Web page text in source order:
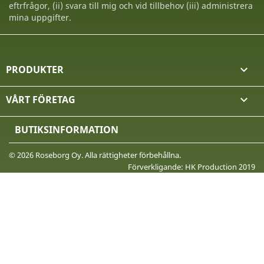
eftrfrågor, (ii) svara till mig och vid tillbehov (iii) administrera
mina uppgifter.
PRODUKTER 
VÅRT FÖRETAG 
BUTIKSINFORMATION
© 2026 Roseborg Oy. Alla rättigheter förbehållna.
Förverkligande: HK Production 2019